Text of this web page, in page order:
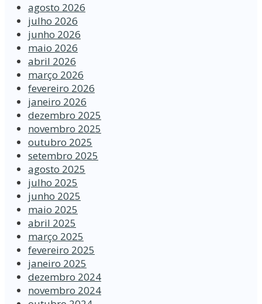
agosto 2026
julho 2026
junho 2026
maio 2026
abril 2026
março 2026
fevereiro 2026
janeiro 2026
dezembro 2025
novembro 2025
outubro 2025
setembro 2025
agosto 2025
julho 2025
junho 2025
maio 2025
abril 2025
março 2025
fevereiro 2025
janeiro 2025
dezembro 2024
novembro 2024